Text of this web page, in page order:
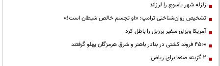
زلزله شهر یاسوج را لرزاند
تشخیص روان‌شناختی ترامپ: «او تجسم خالص شیطان است!»
آمریکا ویزای سفیر برزیل را باطل کرد
۴۵۰۰ فروند کشتی در بنادر باهنر و شرق هرمزگان پهلو گرفتند
۲ گزینه صنعا برای ریاض